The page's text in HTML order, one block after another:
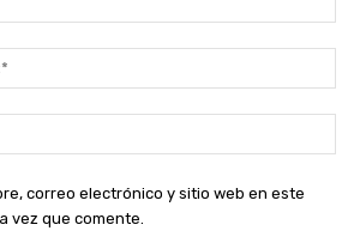
correo electrónico y sitio web en este
vez que comente.